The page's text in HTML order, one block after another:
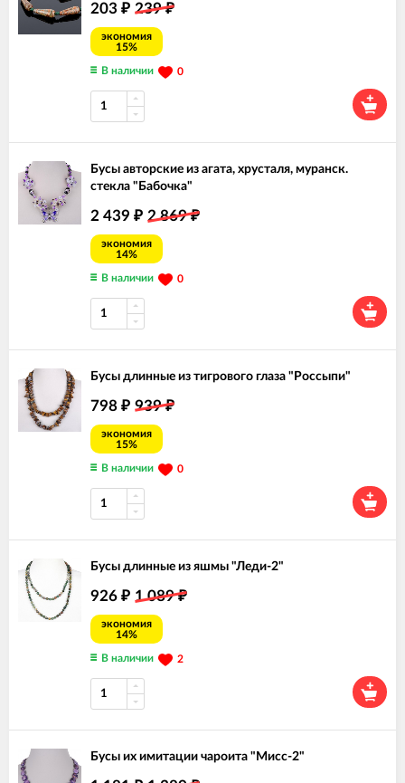
203 ₽ 239₽
экономия
15%
В наличии 0
Бусы авторские из агата, хрусталя, муранск.
стекла "Бабочка"
2 439 ₽ 2 869₽
экономия
14%
В наличии 0
Бусы длинные из тигрового глаза "Россыпи"
798 ₽ 939₽
экономия
15%
В наличии 0
Бусы длинные из яшмы "Леди-2"
926 ₽ 1 089₽
экономия
14%
В наличии 2
Бусы их имитации чароита "Мисс-2"